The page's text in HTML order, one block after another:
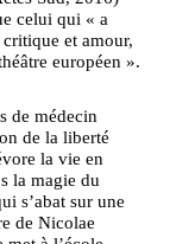
celui qui « a
et amour,
européen ».
de médecin
de la liberté
la vie en
la magie du
s’abat sur une
de Nicolae